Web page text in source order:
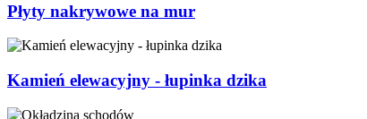
Płyty nakrywowe na mur
Kamień elewacyjny - łupinka dzika